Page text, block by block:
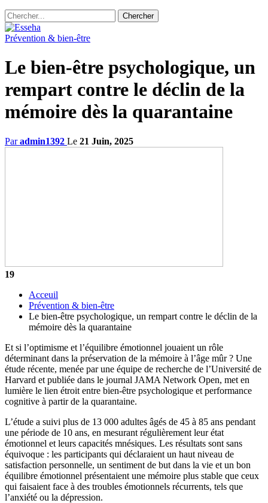
Prévention & bien-être
Le bien-être psychologique, un
rempart contre le déclin de la
mémoire dès la quarantaine
Paradmin1392 Le 21 Juin, 2025
19
Acceuil
Prévention & bien-être
Le bien-être psychologique, un rempart contre le déclin de la
mémoire dès la quarantaine
Et si l’optimisme et l’équilibre émotionnel jouaient un rôle
déterminant dans la préservation de la mémoire à l’âge mûr ? Une
étude récente, menée par une équipe de recherche de l’Université de
Harvard et publiée dans le journal JAMA Network Open, met en
lumière le lien étroit entre bien-être psychologique et performance
cognitive à partir de la quarantaine.
L’étude a suivi plus de 13 000 adultes âgés de 45 à 85 ans pendant
une période de 10 ans, en mesurant régulièrement leur état
émotionnel et leurs capacités mnésiques. Les résultats sont sans
équivoque : les participants qui déclaraient un haut niveau de
satisfaction personnelle, un sentiment de but dans la vie et un bon
équilibre émotionnel présentaient une mémoire plus stable que ceux
qui faisaient face à des troubles émotionnels récurrents, tels que
l’anxiété ou la dépression.